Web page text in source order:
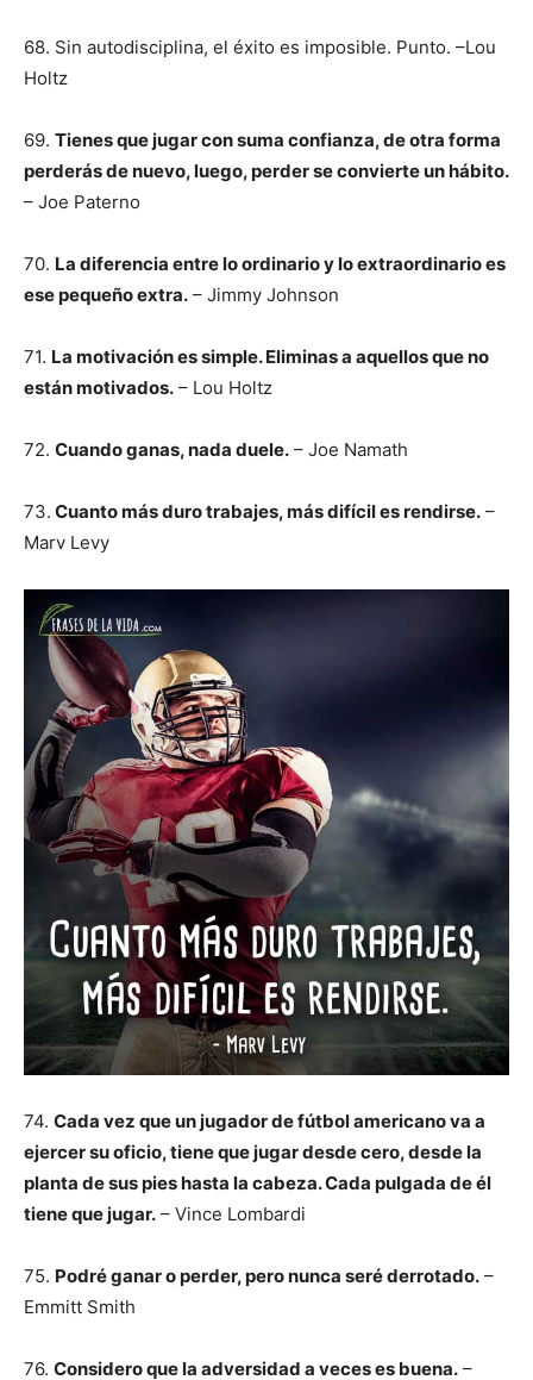
68. Sin autodisciplina, el éxito es imposible. Punto. –Lou
Holtz
69. Tienes que jugar con suma confianza, de otra forma
perderás de nuevo, luego, perder se convierte un hábito.
– Joe Paterno
70. La diferencia entre lo ordinario y lo extraordinario es
ese pequeño extra. – Jimmy Johnson
71. La motivación es simple. Eliminas a aquellos que no
están motivados. – Lou Holtz
72. Cuando ganas, nada duele. – Joe Namath
73. Cuanto más duro trabajes, más difícil es rendirse. –
Marv Levy
74. Cada vez que un jugador de fútbol americano va a
ejercer su oficio, tiene que jugar desde cero, desde la
planta de sus pies hasta la cabeza. Cada pulgada de él
tiene que jugar. – Vince Lombardi
75. Podré ganar o perder, pero nunca seré derrotado. –
Emmitt Smith
76. Considero que la adversidad a veces es buena. –